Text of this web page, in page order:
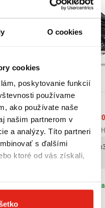
O cookies
cookies
poskytovanie funkcií
používame
ako používate naše
našim partnerom v
a analýzy. Títo partneri
s ďalšími
ktoré od vás získali,
Maxiskútre
PIAGGIO BEVERLY
4 899,00 € s DPH
Objem motora
278
Nájdete ma